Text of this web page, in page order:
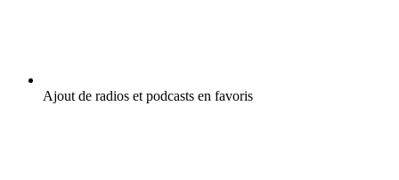
Ajout de radios et podcasts en favoris